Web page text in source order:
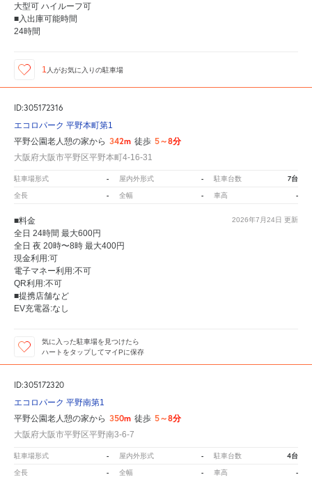
大型可 ハイルーフ可
■入出庫可能時間
24時間
1 人がお気に入りの駐車場
ID:305172316
エコロパーク 平野本町第1
平野公園老人憩の家から 342m 徒歩 5～8分
大阪府大阪市平野区平野本町4-16-31
駐車場形式 - 屋内外形式 - 駐車台数 7台
全長 - 全幅 - 車高 -
2026年7月24日 更新
■料金
全日 24時間 最大600円
全日 夜 20時〜8時 最大400円
現金利用:可
電子マネー利用:不可
QR利用:不可
■提携店舗など
EV充電器:なし
気に入った駐車場を見つけたら
ハートをタップしてマイPに保存
ID:305172320
エコロパーク 平野南第1
平野公園老人憩の家から 350m 徒歩 5～8分
大阪府大阪市平野区平野南3-6-7
駐車場形式 - 屋内外形式 - 駐車台数 4台
全長 - 全幅 - 車高 -